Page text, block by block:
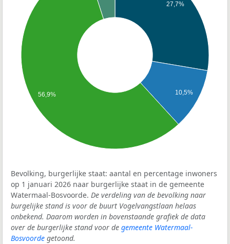
27,7%
10,5%
56,9%
Bevolking, burgerlijke staat: aantal en percentage inwoners
op 1 januari 2026 naar burgerlijke staat in de gemeente
Watermaal-Bosvoorde. De verdeling van de bevolking naar
burgelijke stand is voor de buurt Vogelvangstlaan helaas
onbekend. Daarom worden in bovenstaande grafiek de data
over de burgerlijke stand voor de gemeente Watermaal-
Bosvoorde getoond.